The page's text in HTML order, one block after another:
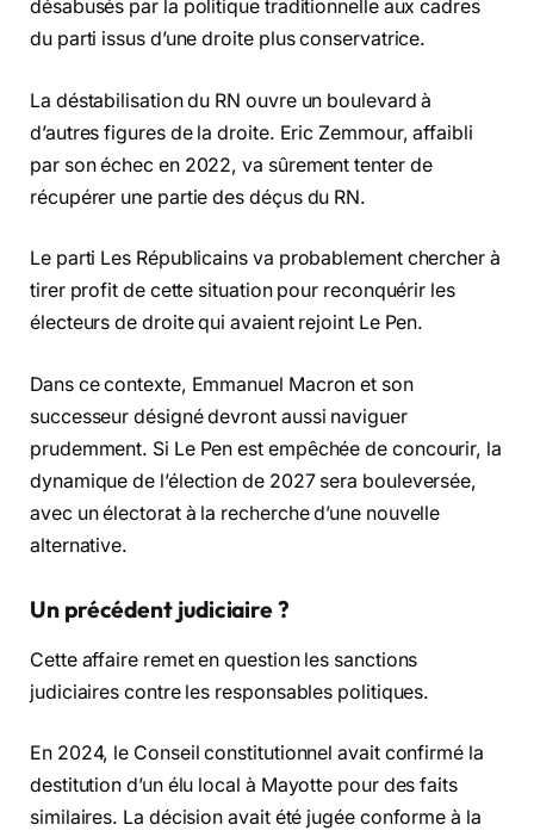
désabusés par la politique traditionnelle aux cadres
du parti issus d’une droite plus conservatrice.
La déstabilisation du RN ouvre un boulevard à
d’autres figures de la droite. Eric Zemmour, affaibli
par son échec en 2022, va sûrement tenter de
récupérer une partie des déçus du RN.
Le parti Les Républicains va probablement chercher à
tirer profit de cette situation pour reconquérir les
électeurs de droite qui avaient rejoint Le Pen.
Dans ce contexte, Emmanuel Macron et son
successeur désigné devront aussi naviguer
prudemment. Si Le Pen est empêchée de concourir, la
dynamique de l’élection de 2027 sera bouleversée,
avec un électorat à la recherche d’une nouvelle
alternative.
Un précédent judiciaire ?
Cette affaire remet en question les sanctions
judiciaires contre les responsables politiques.
En 2024, le Conseil constitutionnel avait confirmé la
destitution d’un élu local à Mayotte pour des faits
similaires. La décision avait été jugée conforme à la